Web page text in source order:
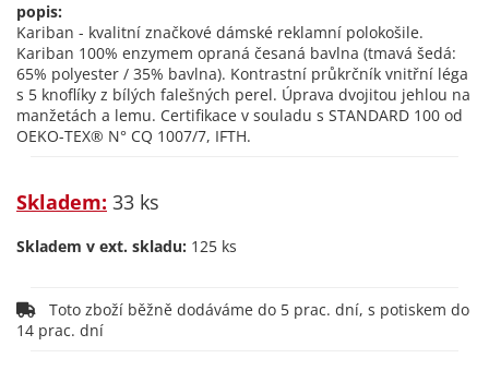
popis:
Kariban - kvalitní značkové dámské reklamní polokošile.
Kariban 100% enzymem opraná česaná bavlna (tmavá šedá:
65% polyester / 35% bavlna). Kontrastní průkrčník vnitřní léga
s 5 knoflíky z bílých falešných perel. Úprava dvojitou jehlou na
manžetách a lemu. Certifikace v souladu s STANDARD 100 od
OEKO-TEX® N° CQ 1007/7, IFTH.
Skladem: 33 ks
Skladem v ext. skladu: 125 ks
14 prac. dní